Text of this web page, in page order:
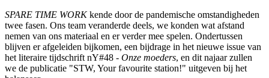
SPARE TIME WORKkende door de pandemische omstandigheden
twee fasen. Ons team veranderde deels, we konden wat afstand
nemen van ons materiaal en er verder mee spelen. Ondertussen
blijven er afgeleiden bijkomen, een bijdrage in het nieuwe issue van
het literaire tijdschrift nY#48 - Onze moeders, en dit najaar zullen
we de publicatie "STW, Your favourite station!" uitgeven bij het